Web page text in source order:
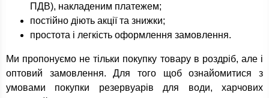
ПДВ), накладеним платежем;
постійно діють акції та знижки;
простота і легкість оформлення замовлення.
Ми пропонуємо не тільки покупку товару в роздріб, але і
оптовий замовлення. Для того щоб ознайомитися з
умовами покупки резервуарів для води, харчових